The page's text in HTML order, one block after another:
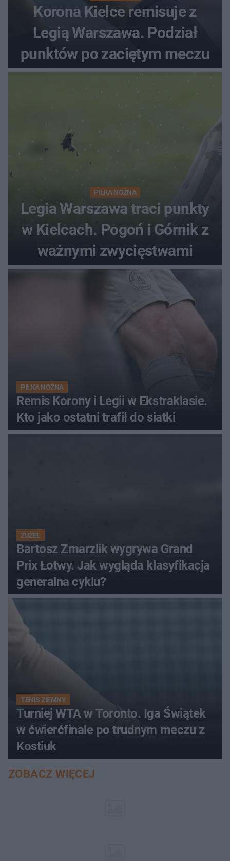
Korona Kielce remisuje z
Legią Warszawa. Podział
punktów po zaciętym meczu
PIŁKA NOŻNA
Legia Warszawa traci punkty
w Kielcach. Pogoń i Górnik z
ważnymi zwycięstwami
PIŁKA NOŻNA
Remis Korony i Legii w Ekstraklasie.
Kto jako ostatni trafił do siatki
ŻUŻEL
Bartosz Zmarzlik wygrywa Grand
Prix Łotwy. Jak wygląda klasyfikacja
generalna cyklu?
TENIS ZIEMNY
Turniej WTA w Toronto. Iga Świątek
w ćwierćfinale po trudnym meczu z
Kostiuk
ZOBACZ WIĘCEJ